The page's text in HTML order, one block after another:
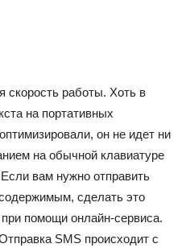
скорость работы. Хоть в
на портативных
он не идет ни
на обычной клавиатуре
вам нужно отправить
сделать это
помощи онлайн-сервиса.
SMS происходит с